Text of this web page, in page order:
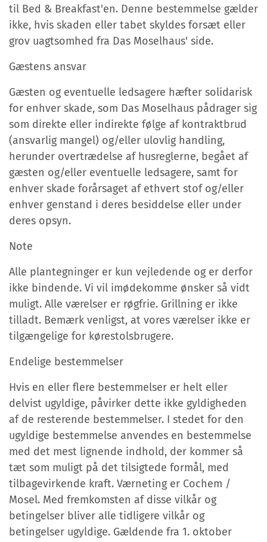
til Bed & Breakfast'en. Denne bestemmelse gælder
ikke, hvis skaden eller tabet skyldes forsæt eller
grov uagtsomhed fra Das Moselhaus' side.
Gæstens ansvar
Gæsten og eventuelle ledsagere hæfter solidarisk
for enhver skade, som Das Moselhaus pådrager sig
som direkte eller indirekte følge af kontraktbrud
(ansvarlig mangel) og/eller ulovlig handling,
herunder overtrædelse af husreglerne, begået af
gæsten og/eller eventuelle ledsagere, samt for
enhver skade forårsaget af ethvert stof og/eller
enhver genstand i deres besiddelse eller under
deres opsyn.
Note
Alle plantegninger er kun vejledende og er derfor
ikke bindende. Vi vil imødekomme ønsker så vidt
muligt. Alle værelser er røgfrie. Grillning er ikke
tilladt. Bemærk venligst, at vores værelser ikke er
tilgængelige for kørestolsbrugere.
Endelige bestemmelser
Hvis en eller flere bestemmelser er helt eller
delvist ugyldige, påvirker dette ikke gyldigheden
af de resterende bestemmelser. I stedet for den
ugyldige bestemmelse anvendes en bestemmelse
med det mest lignende indhold, der kommer så
tæt som muligt på det tilsigtede formål, med
tilbagevirkende kraft. Værneting er Cochem /
Mosel. Med fremkomsten af disse vilkår og
betingelser bliver alle tidligere vilkår og
betingelser ugyldige. Gældende fra 1. oktober